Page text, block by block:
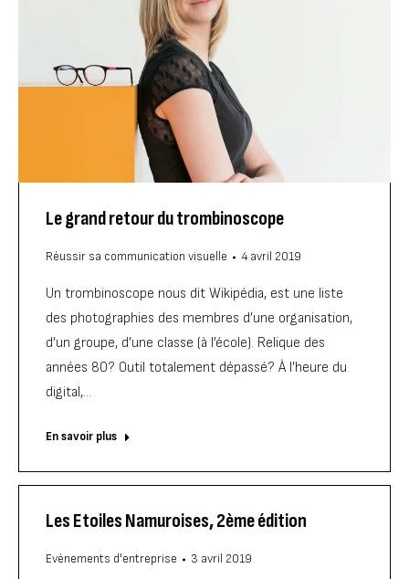
Le grand retour du trombinoscope
Réussir sa communication visuelle 4 avril 2019
Un trombinoscope nous dit Wikipédia, est une liste
des photographies des membres d’une organisation,
d’un groupe, d’une classe (à l’école). Relique des
années 80? Outil totalement dépassé? À l’heure du
digital,…
En savoir plus
Les Etoiles Namuroises, 2ème édition
Evénements d'entreprise 3 avril 2019